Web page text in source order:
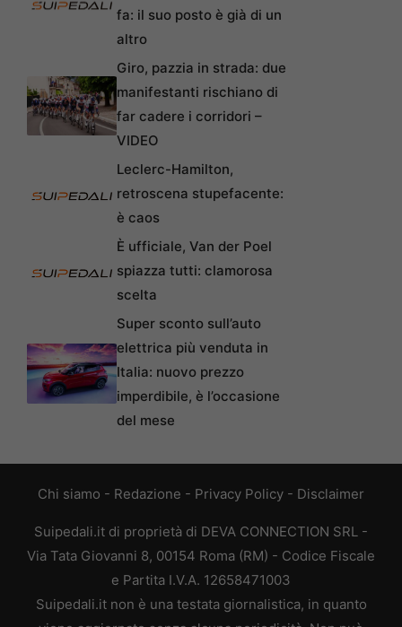
fa: il suo posto è già di un
altro
Giro, pazzia in strada: due
manifestanti rischiano di
far cadere i corridori –
VIDEO
Leclerc-Hamilton,
retroscena stupefacente:
è caos
È ufficiale, Van der Poel
spiazza tutti: clamorosa
scelta
Super sconto sull’auto
elettrica più venduta in
Italia: nuovo prezzo
imperdibile, è l’occasione
del mese
Chi siamo - Redazione - Privacy Policy - Disclaimer
Suipedali.it di proprietà di DEVA CONNECTION SRL -
Via Tata Giovanni 8, 00154 Roma (RM) - Codice Fiscale
e Partita I.V.A. 12658471003
Suipedali.it non è una testata giornalistica, in quanto